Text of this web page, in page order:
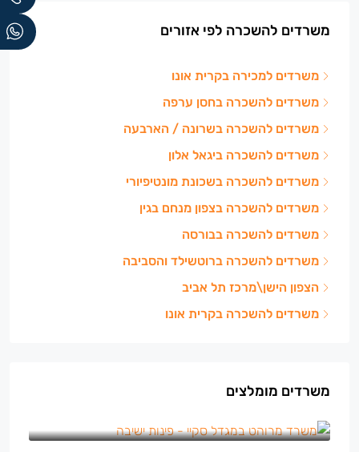
משרדים להשכרה לפי אזורים
משרדים למכירה בקרית אונו
משרדים להשכרה בחסן ערפה
משרדים להשכרה בשרונה / הארבעה
משרדים להשכרה ביגאל אלון
משרדים להשכרה בשכונת מונטיפיורי
משרדים להשכרה בצפון מנחם בגין
משרדים להשכרה בבורסה
משרדים להשכרה ברוטשילד והסביבה
הצפון הישן\מרכז תל אביב
משרדים להשכרה בקרית אונו
משרדים מומלצים